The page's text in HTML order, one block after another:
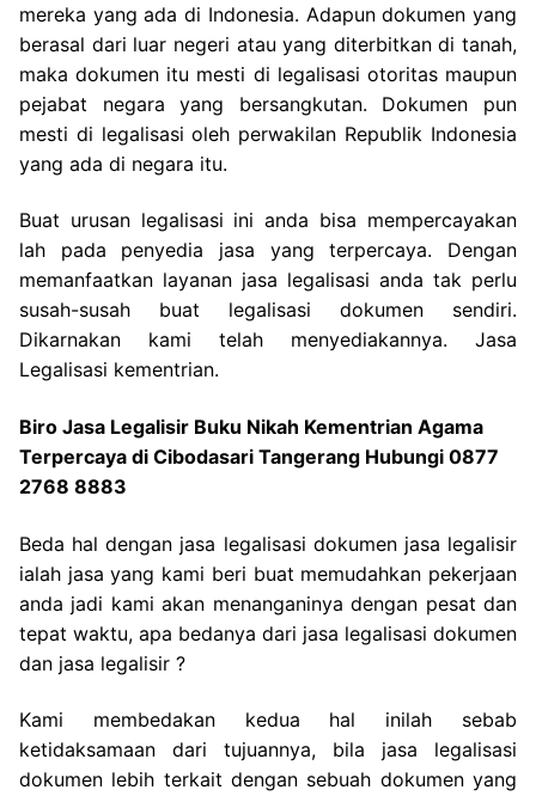
mereka yang ada di Indonesia. Adapun dokumen yang
berasal dari luar negeri atau yang diterbitkan di tanah,
maka dokumen itu mesti di legalisasi otoritas maupun
pejabat negara yang bersangkutan. Dokumen pun
mesti di legalisasi oleh perwakilan Republik Indonesia
yang ada di negara itu.
Buat urusan legalisasi ini anda bisa mempercayakan
lah pada penyedia jasa yang terpercaya. Dengan
memanfaatkan layanan jasa legalisasi anda tak perlu
susah-susah buat legalisasi dokumen sendiri.
Dikarnakan kami telah menyediakannya. Jasa
Legalisasi kementrian.
Biro Jasa Legalisir Buku Nikah Kementrian Agama
Terpercaya di Cibodasari Tangerang Hubungi 0877
2768 8883
Beda hal dengan jasa legalisasi dokumen jasa legalisir
ialah jasa yang kami beri buat memudahkan pekerjaan
anda jadi kami akan menanganinya dengan pesat dan
tepat waktu, apa bedanya dari jasa legalisasi dokumen
dan jasa legalisir ?
Kami membedakan kedua hal inilah sebab
ketidaksamaan dari tujuannya, bila jasa legalisasi
dokumen lebih terkait dengan sebuah dokumen yang